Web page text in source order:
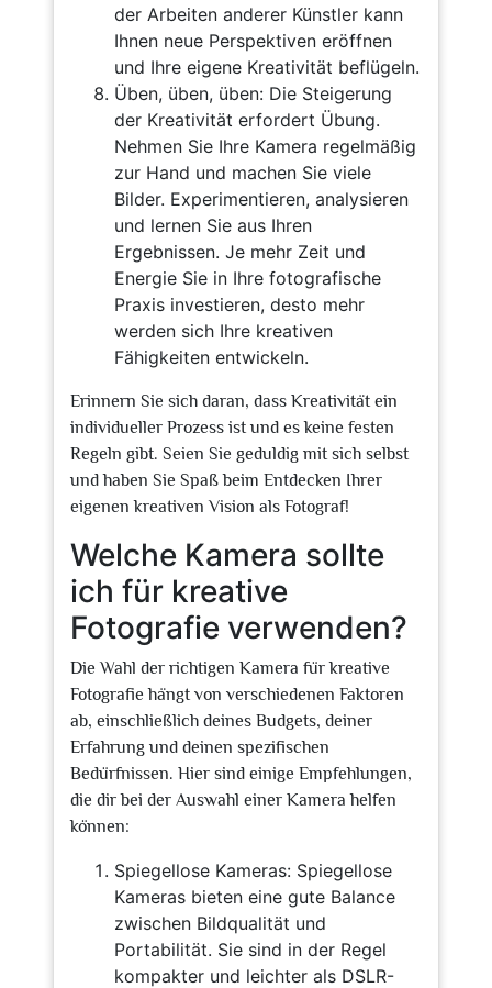
der Arbeiten anderer Künstler kann
Ihnen neue Perspektiven eröffnen
und Ihre eigene Kreativität beflügeln.
Üben, üben, üben: Die Steigerung
der Kreativität erfordert Übung.
Nehmen Sie Ihre Kamera regelmäßig
zur Hand und machen Sie viele
Bilder. Experimentieren, analysieren
und lernen Sie aus Ihren
Ergebnissen. Je mehr Zeit und
Energie Sie in Ihre fotografische
Praxis investieren, desto mehr
werden sich Ihre kreativen
Fähigkeiten entwickeln.
Erinnern Sie sich daran, dass Kreativität ein
individueller Prozess ist und es keine festen
Regeln gibt. Seien Sie geduldig mit sich selbst
und haben Sie Spaß beim Entdecken Ihrer
eigenen kreativen Vision als Fotograf!
Welche Kamera sollte
ich für kreative
Fotografie verwenden?
Die Wahl der richtigen Kamera für kreative
Fotografie hängt von verschiedenen Faktoren
ab, einschließlich deines Budgets, deiner
Erfahrung und deinen spezifischen
Bedürfnissen. Hier sind einige Empfehlungen,
die dir bei der Auswahl einer Kamera helfen
können:
Spiegellose Kameras: Spiegellose
Kameras bieten eine gute Balance
zwischen Bildqualität und
Portabilität. Sie sind in der Regel
kompakter und leichter als DSLR-